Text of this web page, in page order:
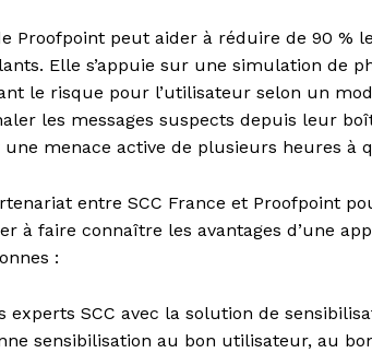
Proofpoint peut aider à réduire de 90 %
Elle s’appuie sur une simulation de
le risque pour l’utilisateur selon un
les messages suspects depuis leur
menace active de plusieurs heures à
entre SCC France et Proofpoint
à faire connaître les avantages d’une
:
experts SCC avec la solution de
sensibilisation au bon utilisateur, au